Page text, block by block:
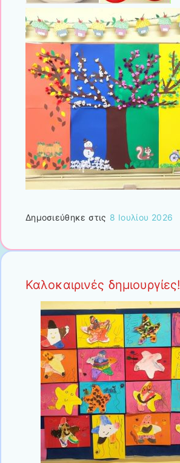
Δημοσιεύθηκε στις 8 Ιουλίου 2026
Καλοκαιρινές δημιουργίες!